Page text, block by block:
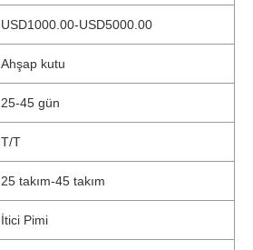
USD1000.00-USD5000.00
Ahşap kutu
25-45 gün
T/T
25 takım-45 takım
İtici Pimi